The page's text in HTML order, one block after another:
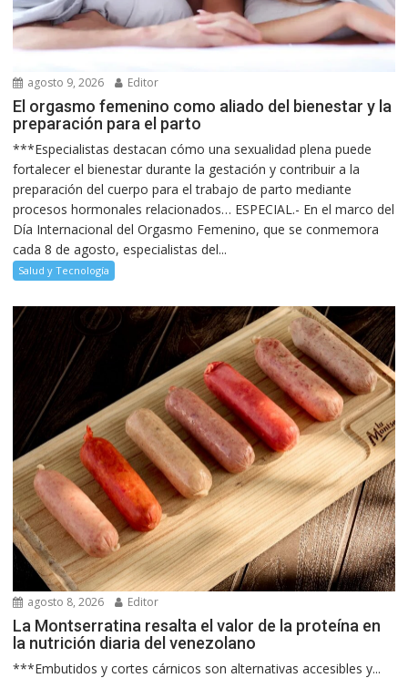
agosto 9, 2026 Editor
El orgasmo femenino como aliado del bienestar y la
preparación para el parto
***Especialistas destacan cómo una sexualidad plena puede
fortalecer el bienestar durante la gestación y contribuir a la
preparación del cuerpo para el trabajo de parto mediante
procesos hormonales relacionados… ESPECIAL.- En el marco del
Día Internacional del Orgasmo Femenino, que se conmemora
cada 8 de agosto, especialistas del...
Salud y Tecnología
agosto 8, 2026 Editor
La Montserratina resalta el valor de la proteína en
la nutrición diaria del venezolano
***Embutidos y cortes cárnicos son alternativas accesibles y...